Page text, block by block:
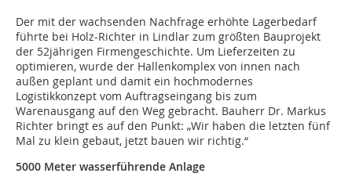
Der mit der wachsenden Nachfrage erhöhte Lagerbedarf
führte bei Holz-Richter in Lindlar zum größten Bauprojekt
der 52jährigen Firmengeschichte. Um Lieferzeiten zu
optimieren, wurde der Hallenkomplex von innen nach
außen geplant und damit ein hochmodernes
Logistikkonzept vom Auftragseingang bis zum
Warenausgang auf den Weg gebracht. Bauherr Dr. Markus
Richter bringt es auf den Punkt: „Wir haben die letzten fünf
Mal zu klein gebaut, jetzt bauen wir richtig.“
5000 Meter wasserführende Anlage